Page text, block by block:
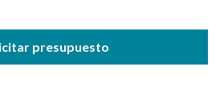
presupuesto